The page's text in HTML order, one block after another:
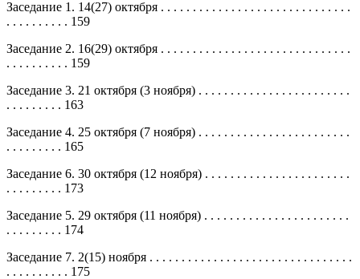
Заседание 1. 14(27) октября . . . . . . . . . . . . . . . . . . . . . . . . . . . . . .
. . . . . . . . . . 159
Заседание 2. 16(29) октября . . . . . . . . . . . . . . . . . . . . . . . . . . . . . .
. . . . . . . . . . 159
Заседание 3. 21 октября (3 ноября) . . . . . . . . . . . . . . . . . . . . . . . .
. . . . . . . . . 163
Заседание 4. 25 октября (7 ноября) . . . . . . . . . . . . . . . . . . . . . . . .
. . . . . . . . . 165
Заседание 6. 30 октября (12 ноября) . . . . . . . . . . . . . . . . . . . . . . .
. . . . . . . . . 173
Заседание 5. 29 октября (11 ноября) . . . . . . . . . . . . . . . . . . . . . . .
. . . . . . . . . 174
Заседание 7. 2(15) ноября . . . . . . . . . . . . . . . . . . . . . . . . . . . . . . . .
. . . . . . . . . . 175